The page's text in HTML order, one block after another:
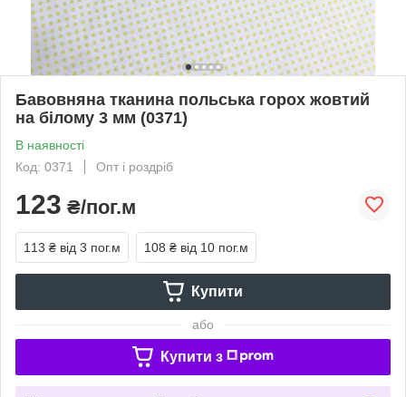
Бавовняна тканина польська горох жовтий
на білому 3 мм (0371)
В наявності
Код: 0371
Опт і роздріб
123 ₴/пог.м
113 ₴ від 3 пог.м 108 ₴ від 10 пог.м
Купити
або
Купити з